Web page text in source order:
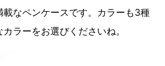
なペンケースです。カラーも3種
ラーをお選びくださいね。